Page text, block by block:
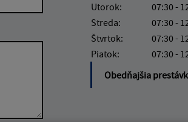
Utorok:
07:30 -
Streda:
07:30 -
Štvrtok:
07:30 -
Piatok:
07:30 -
Obedňajšia